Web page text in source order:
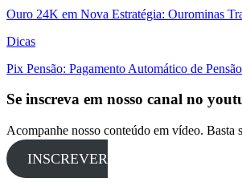
Ouro 24K em Nova Estratégia: Ourominas
Dicas
Pix Pensão: Pagamento Automático de
Se inscreva em nosso canal no
Acompanhe nosso conteúdo em vídeo. Basta
INSCREVER